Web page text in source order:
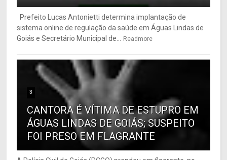
Prefeito Lucas Antonietti determina implantação de
sistema online de regulação da saúde em Águas Lindas de
Goiás e Secretário Municipal de... Readmore
3
CANTORA É VÍTIMA DE ESTUPRO EM
ÁGUAS LINDAS DE GOIÁS; SUSPEITO
FOI PRESO EM FLAGRANTE